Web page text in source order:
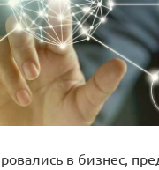
в бизнес,